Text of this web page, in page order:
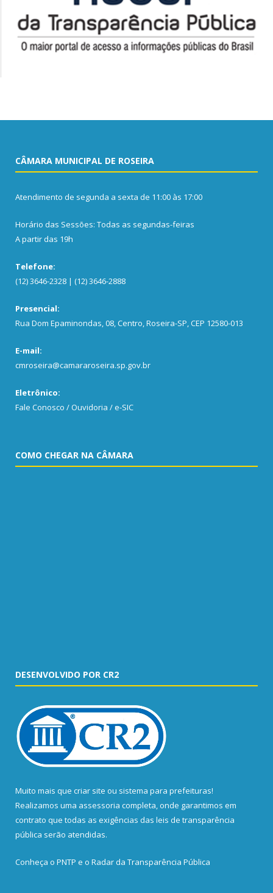
CÂMARA MUNICIPAL DE ROSEIRA
Atendimento de segunda a sexta de 11:00 às 17:00
Horário das Sessões: Todas as segundas-feiras
A partir das 19h
Telefone:
(12) 3646-2328 | (12) 3646-2888
Presencial:
Rua Dom Epaminondas, 08, Centro, Roseira-SP, CEP 12580-013
E-mail:
cmroseira@camararoseira.sp.gov.br
Eletrônico:
Fale Conosco / Ouvidoria / e-SIC
COMO CHEGAR NA CÂMARA
DESENVOLVIDO POR CR2
Muito mais que criar site ou sistema para prefeituras!
Realizamos uma assessoria completa, onde garantimos em
contrato que todas as exigências das leis de transparência
pública serão atendidas.
Conheça o PNTP e o Radar da Transparência Pública